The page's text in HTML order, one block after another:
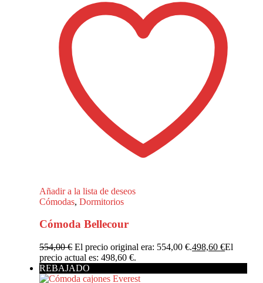
Añadir a la lista de deseos
Cómodas,Dormitorios
Cómoda Bellecour
554,00€ El precio original era: 554,00 €.498,60€El
precio actual es: 498,60 €.
REBAJADO